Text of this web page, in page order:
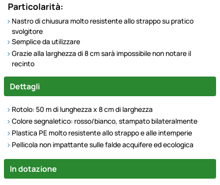
Particolarità:
Nastro di chiusura molto resistente allo strappo su pratico
svolgitore
Semplice da utilizzare
Grazie alla larghezza di 8 cm sarà impossibile non notare il
recinto
Dettagli
Rotolo: 50 m di lunghezza x 8 cm di larghezza
Colore segnaletico: rosso/bianco, stampato bilateralmente
Plastica PE molto resistente allo strappo e alle intemperie
Pellicola non impattante sulle falde acquifere ed ecologica
In dotazione